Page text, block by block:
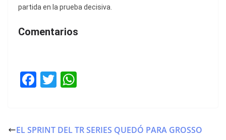
partida en la prueba decisiva.
Comentarios
F
e
T
er s
EL SPRINT DEL TR SERIES QUEDÓ PARA GROSSO